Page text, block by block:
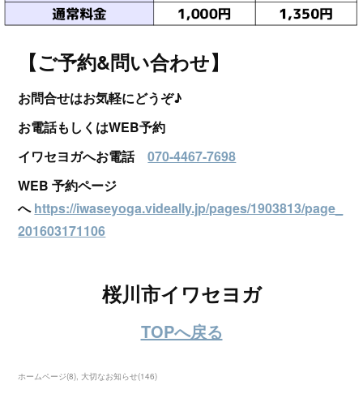
【ご予約&問い合わせ】
お問合せはお気軽にどうぞ♪
お電話もしくはWEB予約
イワセヨガへお電話070-4467-7698
WEB 予約ページ
へhttps://iwaseyoga.videally.jp/pages/1903813/page_
201603171106
桜川市イワセヨガ
TOPへ戻る
ホームページ(8) 大切なお知らせ(146)